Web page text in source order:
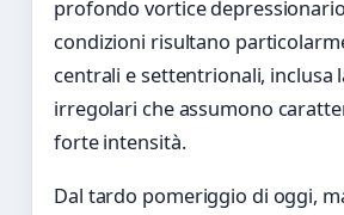
profondo vortice
condizioni risultano
centrali e settentrionali, inclusa
irregolari che assumono
forte intensità.
Dal tardo pomeriggio di oggi,